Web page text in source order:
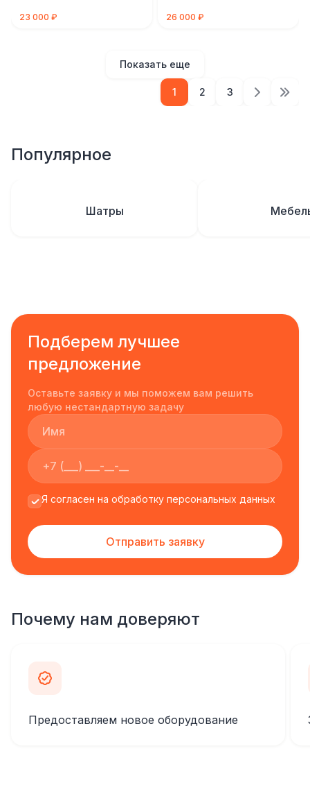
23 000 ₽ 26 000 ₽
Показать еще
1 2 3
Популярное
Шатры
Подберем лучшее
предложение
Оставьте заявку и мы поможем вам решить
любую нестандартную задачу
Я согласен на обработку персональных данных
Отправить заявку
Почему нам доверяют
Предоставляем новое оборудование